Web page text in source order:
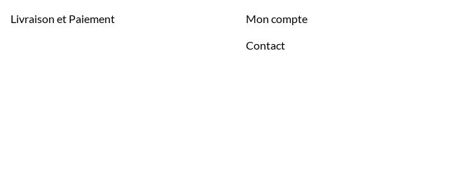
Livraison et Paiement
Mon compte
Contact